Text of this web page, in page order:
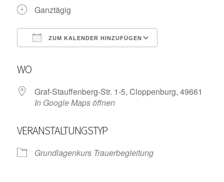
Ganztägig
ZUM KALENDER HINZUFÜGEN
WO
Graf-Stauffenberg-Str. 1-5, Cloppenburg, 49661
In Google Maps öffnen
VERANSTALTUNGSTYP
Grundlagenkurs Trauerbegleitung